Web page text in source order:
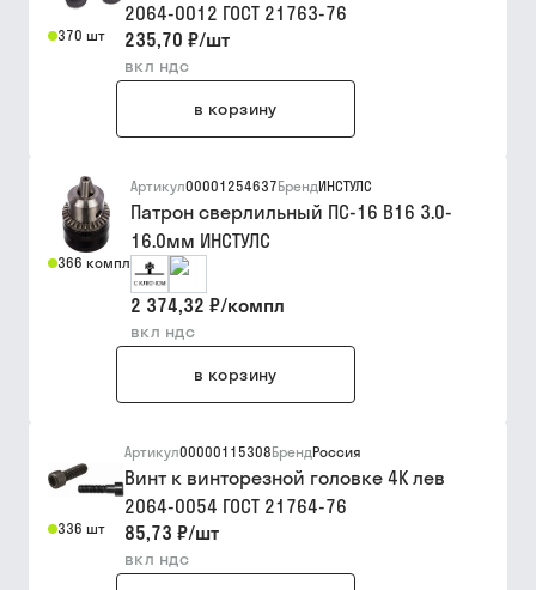
370 шт
2064-0012 ГОСТ 21763-76
235,70 ₽/шт
вкл ндс
в корзину
366 компл
Артикул00001254637БрендИНСТУЛС
Патрон сверлильный ПС-16 В16 3.0-
16.0мм ИНСТУЛС
2 374,32 ₽/компл
вкл ндс
в корзину
336 шт
Артикул00000115308БрендРоссия
Винт к винторезной головке 4К лев
2064-0054 ГОСТ 21764-76
85,73 ₽/шт
вкл ндс